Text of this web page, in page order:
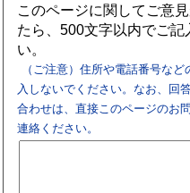
このページに関してご意
たら、500文字以内でご記
い。
（ご注意）住所や電話番号な
入しないでください。なお、回
合わせは、直接このページのお
連絡ください。